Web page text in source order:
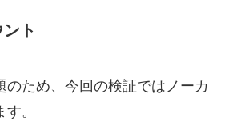
ト
のため、今回の検証ではノーカ
。